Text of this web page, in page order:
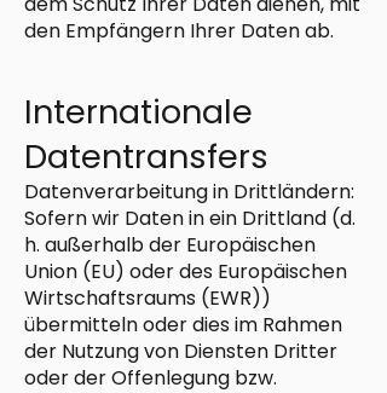
den Empfängern Ihrer Daten ab.
Internationale
Datentransfers
Datenverarbeitung in Drittländern:
Sofern wir Daten in ein Drittland (d.
h. außerhalb der Europäischen
Union (EU) oder des Europäischen
Wirtschaftsraums (EWR))
übermitteln oder dies im Rahmen
der Nutzung von Diensten Dritter
oder der Offenlegung bzw.